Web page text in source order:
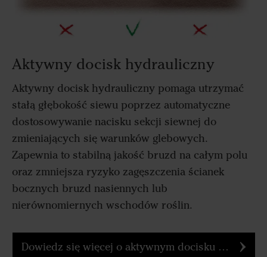
Aktywny docisk hydrauliczny
Aktywny docisk hydrauliczny pomaga utrzymać
stałą głębokość siewu poprzez automatyczne
dostosowywanie nacisku sekcji siewnej do
zmieniających się warunków glebowych.
Zapewnia to stabilną jakość bruzd na całym polu
oraz zmniejsza ryzyko zagęszczenia ścianek
bocznych bruzd nasiennych lub
nierównomiernych wschodów roślin.
Dowiedz się więcej o aktywnym docisku hydraulicznym